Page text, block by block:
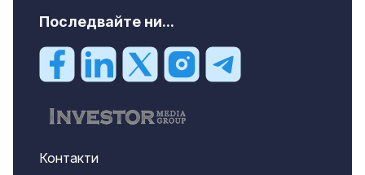
Последвайте ни...
Контакти